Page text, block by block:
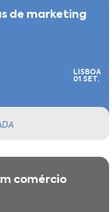
de marketing
LISBOA
01 SET.
comércio